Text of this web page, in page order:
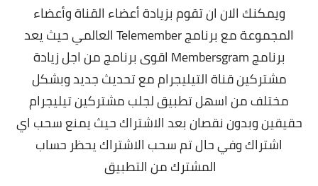
ويمكنك الان ان تقوم بزيادة أعضاء القناة وأعضاء
المجموعة مع برنامج Telemember العالمي حيث يعد
برنامج Membersgram اقوى برنامج من اجل زيادة
مشتركين قناة التيليجرام مع تحديث جديد وبشكل
مختلف من اسهل تطبيق لجلبمشتركين تيليجرام
حقيقينوبدون نقصان بعد الاشتراك حيث يمنع سحب اي
اشتراك وفي حال تم سحب الاشتراك يحظر حساب
المشترك من التطبيق